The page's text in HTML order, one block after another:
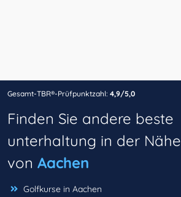
Gesamt-TBR®-Prüfpunktzahl: 4,9/5,0
Finden Sie andere beste
unterhaltung in der Nähe
von Aachen
Golfkurse in Aachen